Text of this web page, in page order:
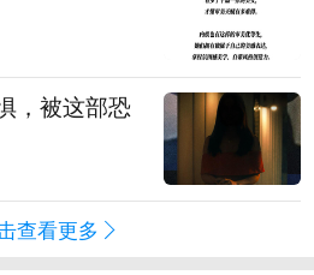
，被这部恐
查看更多